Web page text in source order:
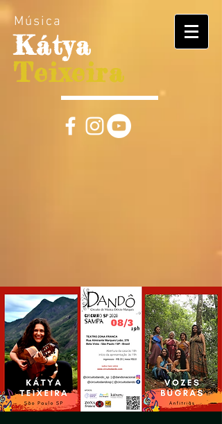
Música
Kátya
Teixeira